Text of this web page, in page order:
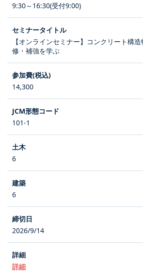
9:30～16:30(受付9:00)
【オンラインセミナー】コンクリート構
修・補強を学ぶ
14,300
101-1
6
6
2026/9/14
詳細